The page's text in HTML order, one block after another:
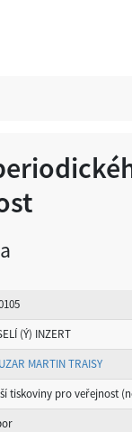
(Ý) INZERT
MARTIN TRAISY
tiskoviny pro veřejnost